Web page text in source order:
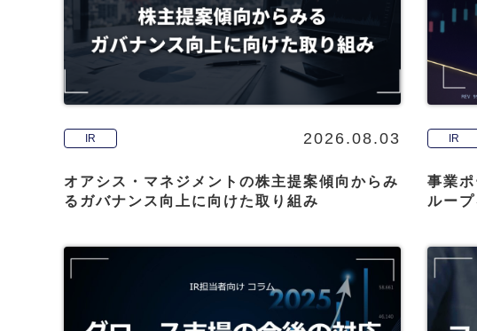
IR 2026.08.03
オアシス・マネジメントの株主提案傾向からみ
るガバナンス向上に向けた取り組み
IR
事業
ルー